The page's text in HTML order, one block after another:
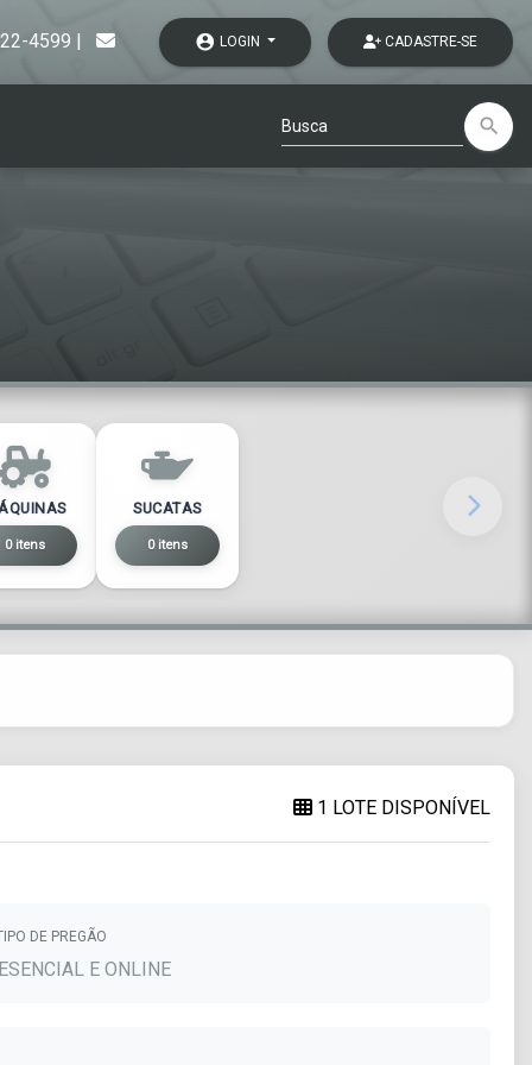
4599 | account_circle LOGIN CADASTRE-SE
search
0 itens
SUCATAS
0 itens
1 LOTE DISPONÍVEL
DE PREGÃO
E ONLINE